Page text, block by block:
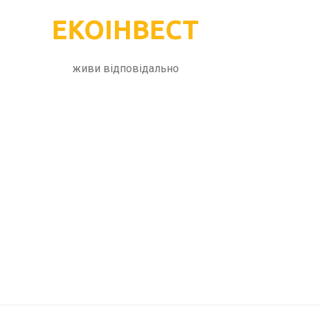
ЕКОІНВЕСТ
живи відповідально